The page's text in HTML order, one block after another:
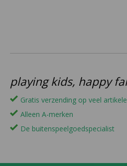
playing kids, happy
Gratis verzending op veel
Alleen A-merken
De buitenspeelgoedspecialist